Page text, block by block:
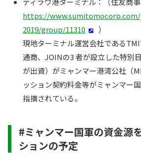
https://
2019/group/11310
）
現地ターミナル運営会社である
通商、JOINの3 者が設立した特別
が出資）がミャンマー港湾公社（
ッション契約料金等がミャンマー
指摘されている。
#ミャンマー国軍の資金源
ションの予定